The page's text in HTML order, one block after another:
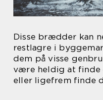
Disse brædder kan
restlagre i
dem på visse
være heldig at finde
eller ligefrem finde